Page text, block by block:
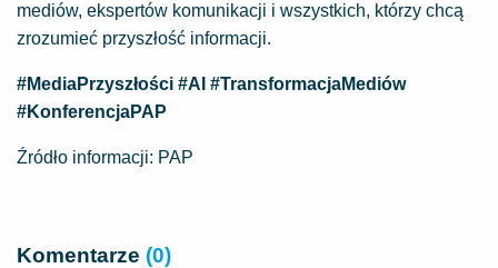
mediów, ekspertów komunikacji i wszystkich, którzy chcą
zrozumieć przyszłość informacji.
#MediaPrzyszłości #AI #TransformacjaMediów
#KonferencjaPAP
Źródło informacji: PAP
Komentarze (0)